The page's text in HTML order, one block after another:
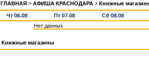
ГЛАВНАЯ > АФИША КРАСНОДАРА > Книжные
Чт 06.08 Пт 07.08
Сб 08.08
Нет данных
Книжные магазины